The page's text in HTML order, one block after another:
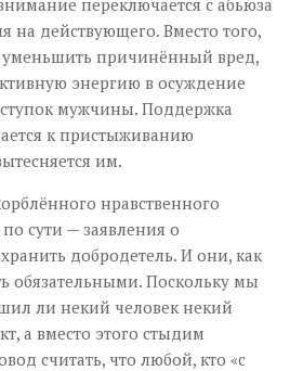
на действующего. Вместо того,
уменьшить причинённый вред,
энергию в осуждение
мужчины. Поддержка
к пристыживанию
им.
нравственного
сути — заявления о
добродетель. И они, как
обязательными. Поскольку мы
ли некий человек некий
а вместо этого стыдим
считать, что любой, кто «с